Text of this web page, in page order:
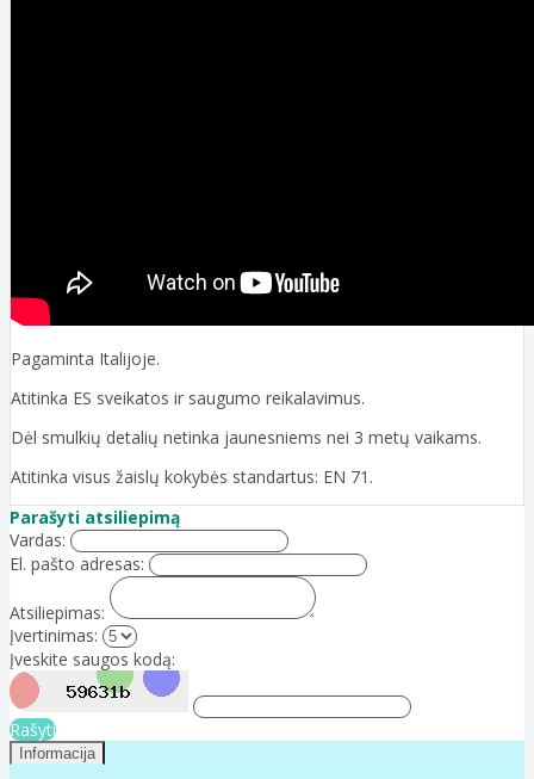
Pagaminta Italijoje.
Atitinka ES sveikatos ir saugumo reikalavimus.
Dėl smulkių detalių netinka jaunesniems nei 3 metų vaikams.
Atitinka visus žaislų kokybės standartus: EN 71.
Parašyti atsiliepimą
Vardas:
El. pašto adresas:
Atsiliepimas:
Įvertinimas:
Įveskite saugos kodą:
Rašyti
Informacija